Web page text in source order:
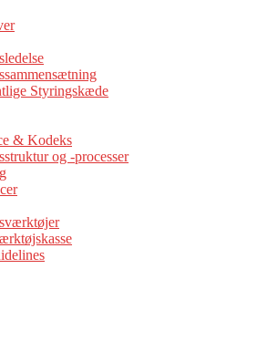
Styringskæde
& Kodeks
og -processer